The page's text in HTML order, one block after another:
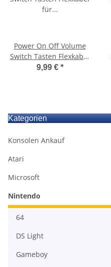
Power On Off Volume
Switch Tasten Flexkabel
für Nintendo Switch
9,99 € *
Kategorien
Konsolen Ankauf
Atari
Microsoft
Nintendo
64
DS Light
Gameboy